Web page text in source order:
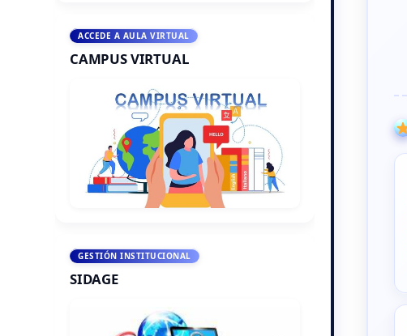
ACCEDE A AULA VIRTUAL
CAMPUS VIRTUAL
GESTIÓN INSTITUCIONAL
SIDAGE